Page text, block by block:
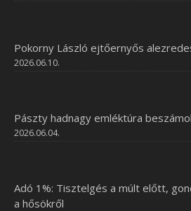
Pokorny László ejtőernyős
2026.06.10.
Pászty hadnagy emléktúra
2026.06.04.
Adó 1%: Tisztelgés a múlt előtt,
a hősökről